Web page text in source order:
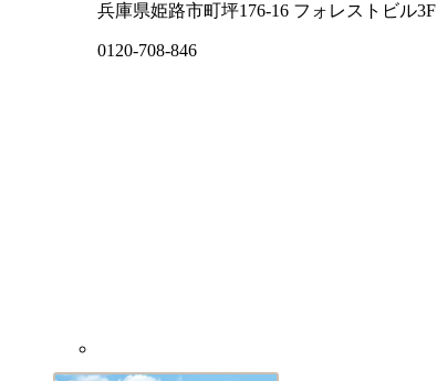
兵庫県姫路市町坪176-16 フォレストビル3F
0120-708-846